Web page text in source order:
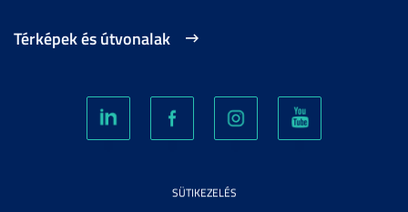
Térképek és útvonalak
SÜTIKEZELÉS